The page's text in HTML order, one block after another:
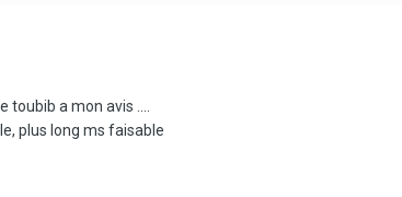
toubib a mon avis ....
plus long ms faisable